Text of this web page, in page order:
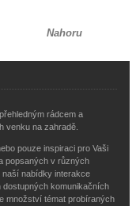
Nahoru
rádcem a
venku na zahradě.
pouze inspiraci pro Vaši
popsaných v různých
nabídky interakce
dostupných komunikačních
množství témat probíraných